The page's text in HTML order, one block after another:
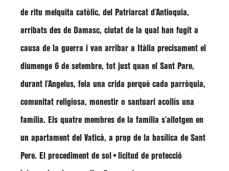
de ritu melquita catòlic, del Patriarcat d’Antioquia,
arribats des de Damasc, ciutat de la qual han fugit a
causa de la guerra i van arribar a Itàlia precisament el
diumenge 6 de setembre, tot just quan el Sant Pare,
durant l’Angelus, feia una crida perquè cada parròquia,
comunitat religiosa, monestir o santuari acollís una
família. Els quatre membres de la família s’allotgen en
un apartament del Vaticà, a prop de la basílica de Sant
Pere. El procediment de sol•licitud de protecció